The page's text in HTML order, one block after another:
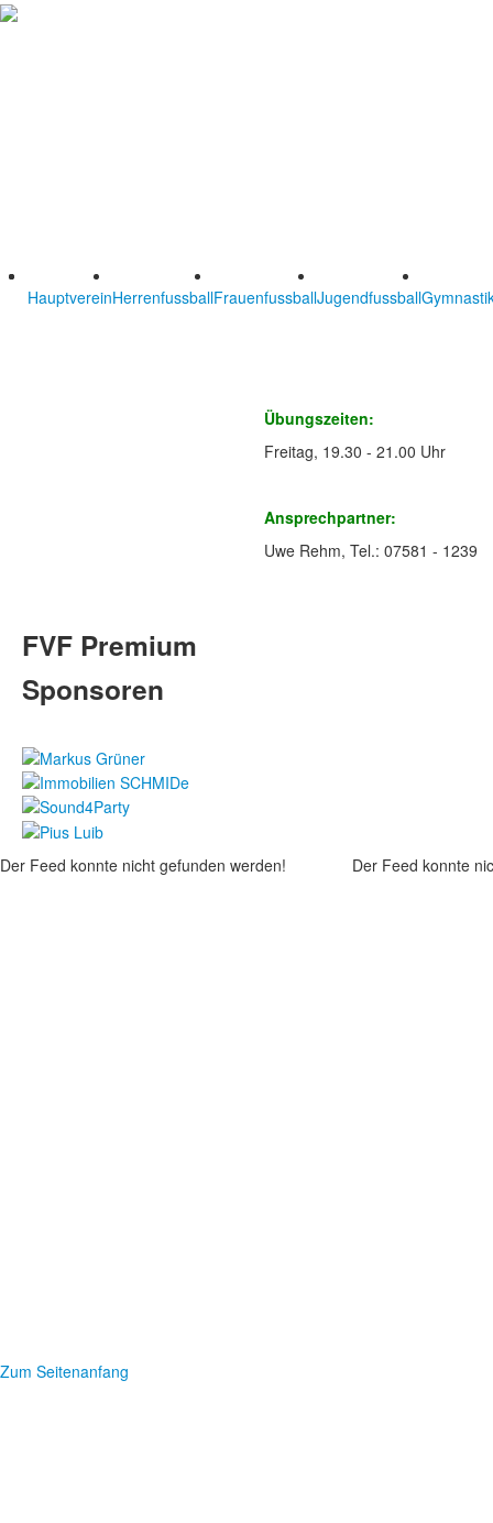
HauptvereinHerrenfussballFrauenfussballJugendfussball
Übungszeiten:
Freitag, 19.30 - 21.00 Uhr
Ansprechpartner:
Uwe Rehm, Tel.: 07581 - 1239
FVF Premium
Sponsoren
Der Feed konnte nicht gefunden werden! Der Feed konnte
Zum Seitenanfang